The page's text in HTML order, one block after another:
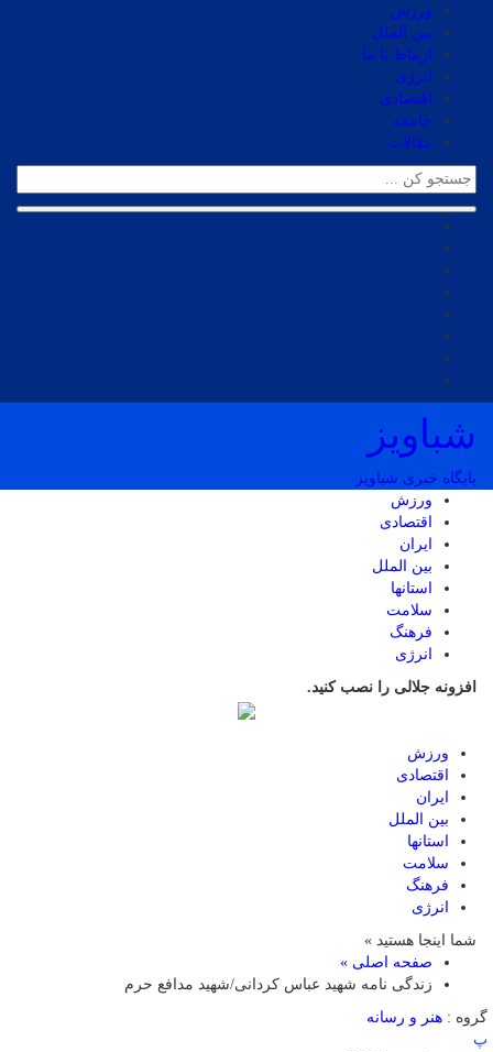
ورزش
بین الملل
ارتباط با ما
انرژی
اقتصادی
جامعه
مقالات
شباویز
پایگاه خبری شباویز
ورزش
اقتصادی
ایران
بین الملل
استانها
سلامت
فرهنگ
انرژی
افزونه جلالی را نصب کنید.
ورزش
اقتصادی
ایران
بین الملل
استانها
سلامت
فرهنگ
انرژی
شما اینجا هستید »
صفحه اصلی »
زندگی نامه شهید عباس کردانی/شهید مدافع حرم
گروه : هنر و رسانه
پ